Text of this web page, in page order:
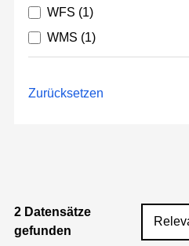
WFS (1)
WMS (1)
Zurücksetzen
2 Datensätze
gefunden